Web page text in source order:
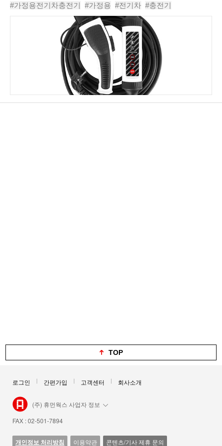
외부 완속 충전기가 없거나, 장시간 주차 중 예기치 않게 충전
이 필요한 상황에서는 대안이 필요해진..
#가정용전기차충전기 #가정용 #전기차 #충전기
#전기차충전기 #전기차충전시간 #전기차충전방법
#전기차충전기설치비용 #자동차충전기
#차지고비상용전기차220V충전기GE101
TOP
로그인 간편가입 고객센터 회사소개
(주) 휴먼웍스 사업자 정보
FAX : 02-501-7894
개인정보 처리방침 이용약관 콘텐츠/기사 제휴 문의